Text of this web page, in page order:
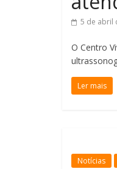
5 de abril
O Centro
Ler mais
Notícias